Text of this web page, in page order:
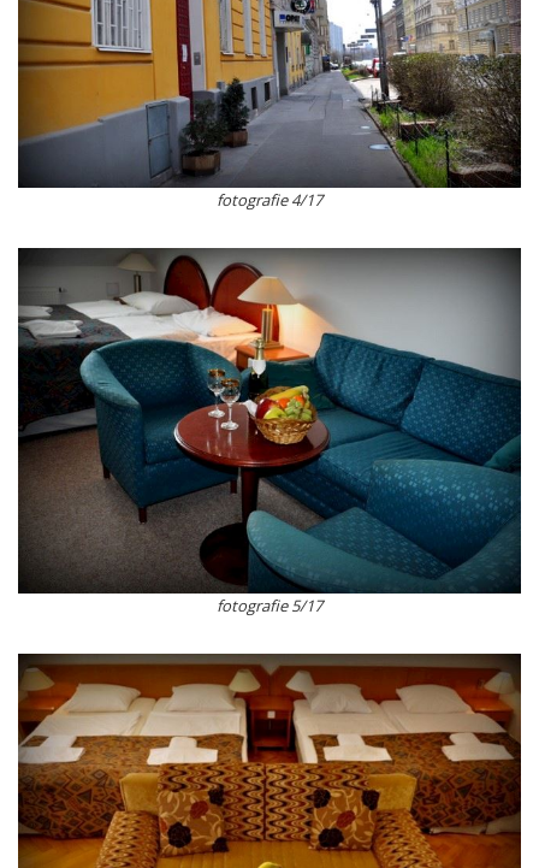
fotografie 4/17
fotografie 5/17